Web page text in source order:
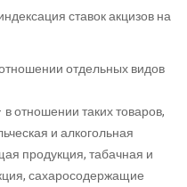
ставок акцизов на
отдельных видов
в отношении таких товаров,
и алкогольная
продукция, табачная и
сахаросодержащие